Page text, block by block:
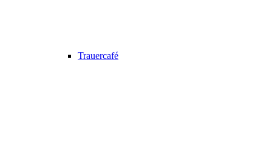
Trauercafé